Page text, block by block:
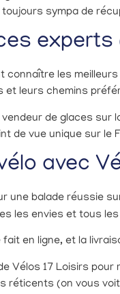
sympa de
connaître les
et leurs chemins
de glaces sur
de vue unique sur le
avec
une balade réussie
les envies et tous
en ligne, et la
Vélos 17 Loisirs pour
réticents (on vous